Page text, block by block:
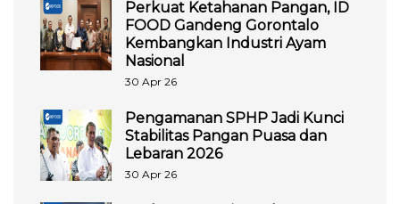
Perkuat Ketahanan Pangan, ID
FOOD Gandeng Gorontalo
Kembangkan Industri Ayam
Nasional
30 Apr 26
Pengamanan SPHP Jadi Kunci
Stabilitas Pangan Puasa dan
Lebaran 2026
30 Apr 26